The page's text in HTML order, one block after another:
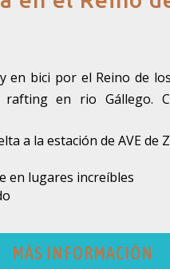
en bici por el Reino de
en rio Gállego.
a la estación de AVE de
en lugares increíbles
MÁS INFORMACIÓN